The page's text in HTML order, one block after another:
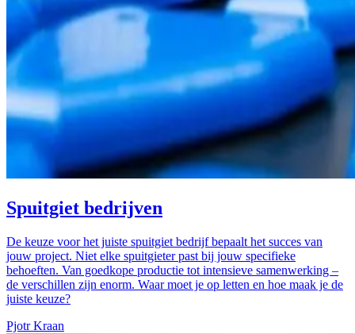
Spuitgiet bedrijven
De keuze voor het juiste spuitgiet bedrijf bepaalt het succes van
jouw project. Niet elke spuitgieter past bij jouw specifieke
behoeften. Van goedkope productie tot intensieve samenwerking –
de verschillen zijn enorm. Waar moet je op letten en hoe maak je de
juiste keuze?
Pjotr Kraan